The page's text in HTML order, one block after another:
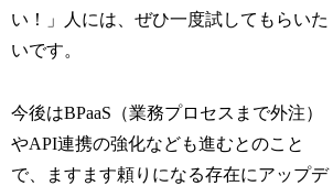
い！」人には、ぜひ一度試してもらいた
いです。
今後はBPaaS（業務プロセスまで外注）
やAPI連携の強化なども進むとのこと
で、ますます頼りになる存在にアップデ